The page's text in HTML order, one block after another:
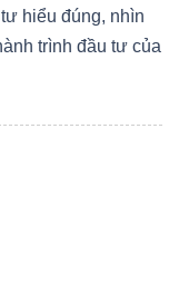
hiểu đúng, nhìn
trình đầu tư của